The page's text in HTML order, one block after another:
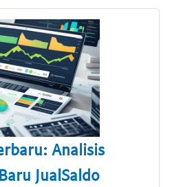
Analisis
JualSaldo